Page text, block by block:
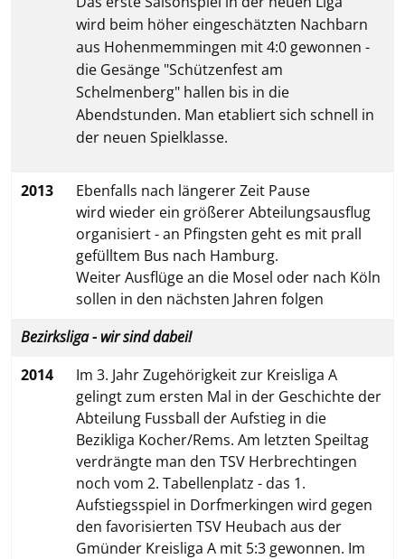
wird beim höher eingeschätzten Nachbarn
aus Hohenmemmingen mit 4:0 gewonnen -
die Gesänge "Schützenfest am
Schelmenberg" hallen bis in die
Abendstunden. Man etabliert sich schnell in
der neuen Spielklasse.
2013
Ebenfalls nach längerer Zeit Pause
wird wieder ein größerer Abteilungsausflug
organisiert - an Pfingsten geht es mit prall
gefülltem Bus nach Hamburg.
Weiter Ausflüge an die Mosel oder nach Köln
sollen in den nächsten Jahren folgen
Bezirksliga - wir sind dabei!
2014
Im 3. Jahr Zugehörigkeit zur Kreisliga A
gelingt zum ersten Mal in der Geschichte der
Abteilung Fussball der Aufstieg in die
Bezikliga Kocher/Rems. Am letzten Speiltag
verdrängte man den TSV Herbrechtingen
noch vom 2. Tabellenplatz - das 1.
Aufstiegsspiel in Dorfmerkingen wird gegen
den favorisierten TSV Heubach aus der
Gmünder Kreisliga A mit 5:3 gewonnen. Im